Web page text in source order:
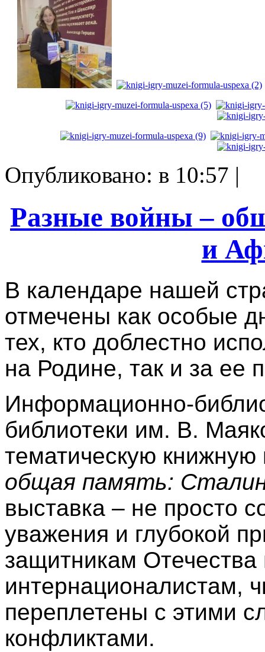
Опубликовано: в 10:57 |
Разные войны –
и
В календаре нашей
отмечены как особые
тех, кто доблестно
на Родине, так и за ее
Информационно-
библиотеки им. В.
тематическую книжную
общая память:
выставка – не просто
уважения и глубокой
защитникам
интернационалистам,
переплетены с этими
конфликтами.